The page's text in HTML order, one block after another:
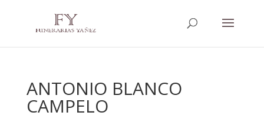
ANTONIO BLANCO
CAMPELO